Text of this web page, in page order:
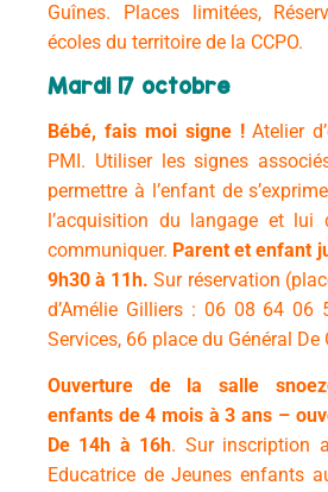
Guînes.
Places limitées,
écoles du territoire de la CCPO.
Mardi 17 octobre
Bébé, fais moisigne !Atelier
PMI. Utiliser les signes
permettre à l’enfant de
l’acquisition du langage et lui
communiquer. Parent et enfant
9h30 à 11h.Sur réservation
d’Amélie Gilliers : 06 08 64 06
Services, 66 place du Général
Ouverture de la salle
enfants de 4 mois à 3 ans –
De 14h à 16h. Sur inscription
Educatrice de Jeunes enfants